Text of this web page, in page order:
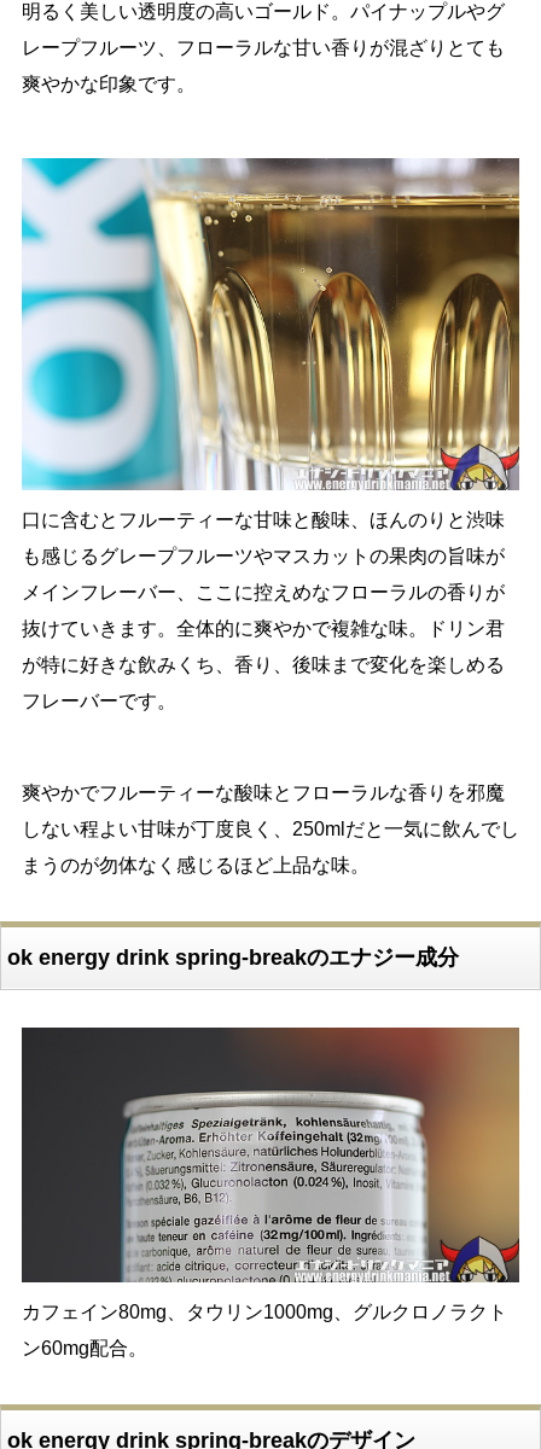
明るく美しい透明度の高いゴールド。パイナップルやグ
レープフルーツ、フローラルな甘い香りが混ざりとても
爽やかな印象です。
口に含むとフルーティーな甘味と酸味、ほんのりと渋味
も感じるグレープフルーツやマスカットの果肉の旨味が
メインフレーバー、ここに控えめなフローラルの香りが
抜けていきます。全体的に爽やかで複雑な味。ドリン君
が特に好きな飲みくち、香り、後味まで変化を楽しめる
フレーバーです。
爽やかでフルーティーな酸味とフローラルな香りを邪魔
しない程よい甘味が丁度良く、250mlだと一気に飲んでし
まうのが勿体なく感じるほど上品な味。
ok energy drink spring-breakのエナジー成分
カフェイン80mg、タウリン1000mg、グルクロノラクト
ン60mg配合。
ok energy drink spring-breakのデザイン